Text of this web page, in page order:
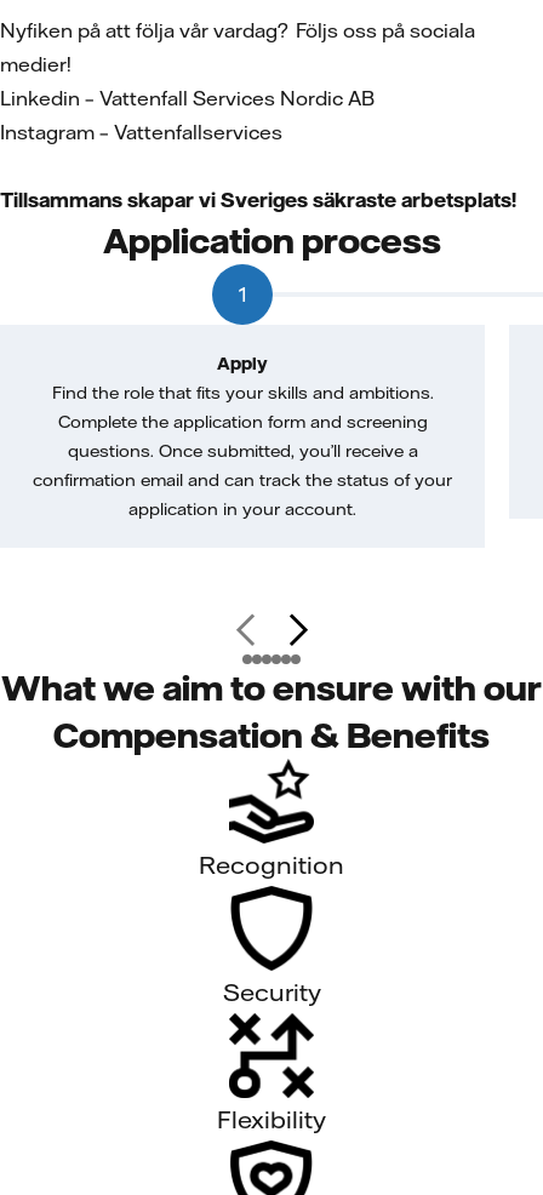
Nyfiken på att följa vår vardag? Följs oss på sociala
medier!
Linkedin – Vattenfall Services Nordic AB
Instagram – Vattenfallservices
Tillsammans skapar vi Sveriges säkraste arbetsplats!
Application process
1
Apply
Find the role that fits your skills and ambitions.
Complete the application form and screening
questions. Once submitted, you’ll receive a
confirmation email and can track the status of your
application in your account.
What we aim to ensure with our
Compensation & Benefits
Recognition
Security
Flexibility